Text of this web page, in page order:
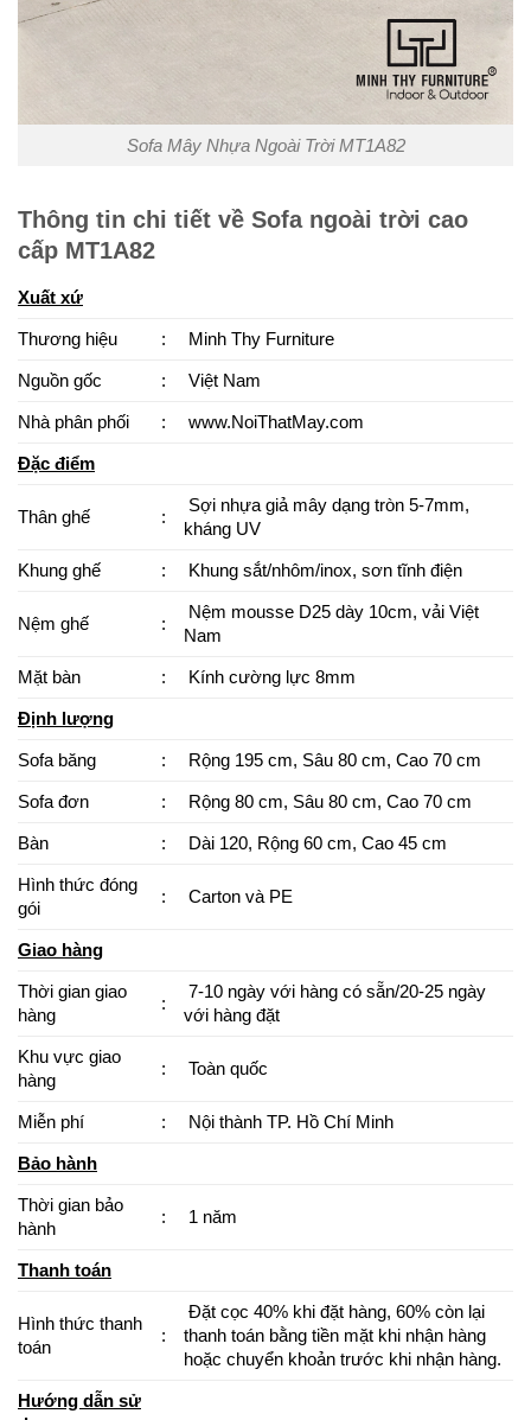
Sofa Mây Nhựa Ngoài Trời MT1A82
Thông tin chi tiết về Sofa ngoài trời cao
cấp MT1A82
Xuất xứ
Thương hiệu : Minh Thy Furniture
Nguồn gốc : Việt Nam
Nhà phân phối : www.NoiThatMay.com
Đặc điểm
Thân ghế :
Sợi nhựa giả mây dạng tròn 5-7mm,
kháng UV
Khung ghế : Khung sắt/nhôm/inox, sơn tĩnh điện
Nệm ghế :
Nệm mousse D25 dày 10cm, vải Việt
Nam
Mặt bàn : Kính cường lực 8mm
Định lượng
Sofa băng : Rộng 195 cm, Sâu 80 cm, Cao 70 cm
Sofa đơn : Rộng 80 cm, Sâu 80 cm, Cao 70 cm
Bàn : Dài 120, Rộng 60 cm, Cao 45 cm
Hình thức đóng
gói
: Carton và PE
Giao hàng
Thời gian giao
hàng
:
7-10 ngày với hàng có sẵn/20-25 ngày
với hàng đặt
Khu vực giao
hàng
: Toàn quốc
Miễn phí : Nội thành TP. Hồ Chí Minh
Bảo hành
Thời gian bảo
hành
: 1 năm
Thanh toán
Hình thức thanh
toán
:
Đặt cọc 40% khi đặt hàng, 60% còn lại
thanh toán bằng tiền mặt khi nhận hàng
hoặc chuyển khoản trước khi nhận hàng.
Hướng dẫn sử